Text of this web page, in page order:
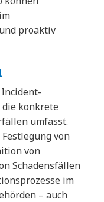
proaktiv
die konkrete
umfasst.
von
von
Schadensfällen
im
– auch